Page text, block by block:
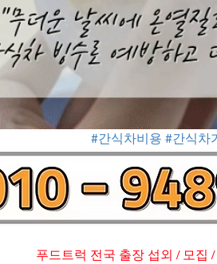
#간식차비용 #간식차
푸드트럭 전국 출장 섭외 / 모집